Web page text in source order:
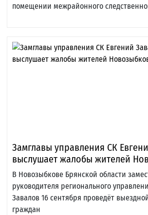
помещении межрайонного
Замглавы управления СК
выслушает жалобы жителей
В Новозыбкове Брянской области
руководителя регионального
Завалов 16 сентября проведёт
граждан